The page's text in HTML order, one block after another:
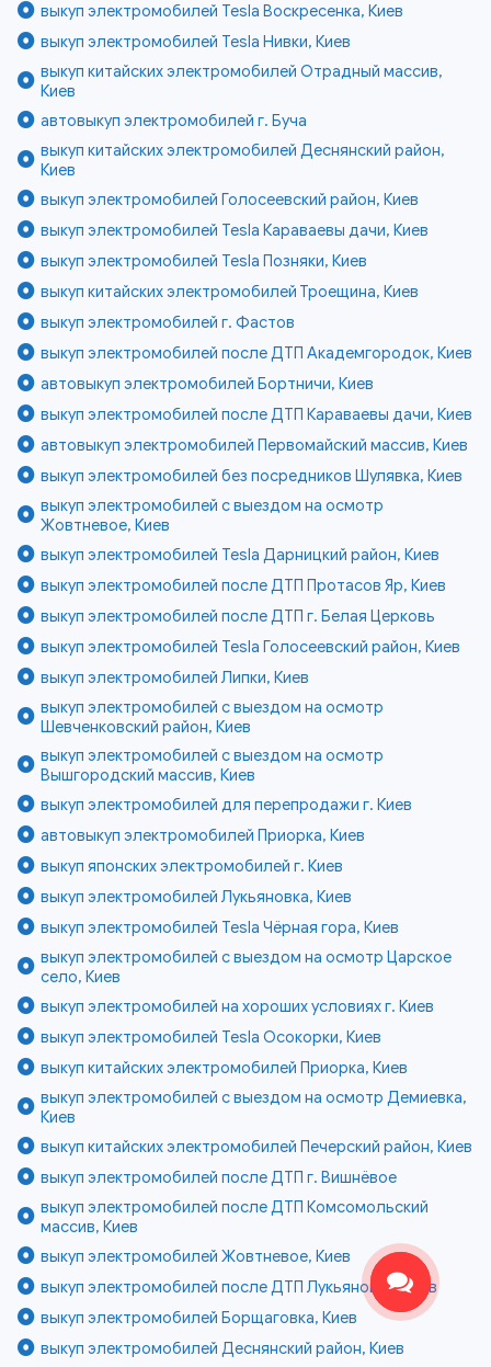
выкуп электромобилей Tesla Воскресенка, Киев
выкуп электромобилей Tesla Нивки, Киев
выкуп китайских электромобилей Отрадный массив,
Киев
автовыкуп электромобилей г. Буча
выкуп китайских электромобилей Деснянский район,
Киев
выкуп электромобилей Голосеевский район, Киев
выкуп электромобилей Tesla Караваевы дачи, Киев
выкуп электромобилей Tesla Позняки, Киев
выкуп китайских электромобилей Троещина, Киев
выкуп электромобилей г. Фастов
выкуп электромобилей после ДТП Академгородок, Киев
автовыкуп электромобилей Бортничи, Киев
выкуп электромобилей после ДТП Караваевы дачи, Киев
автовыкуп электромобилей Первомайский массив, Киев
выкуп электромобилей без посредников Шулявка, Киев
выкуп электромобилей с выездом на осмотр
Жовтневое, Киев
выкуп электромобилей Tesla Дарницкий район, Киев
выкуп электромобилей после ДТП Протасов Яр, Киев
выкуп электромобилей после ДТП г. Белая Церковь
выкуп электромобилей Tesla Голосеевский район, Киев
выкуп электромобилей Липки, Киев
выкуп электромобилей с выездом на осмотр
Шевченковский район, Киев
выкуп электромобилей с выездом на осмотр
Вышгородский массив, Киев
выкуп электромобилей для перепродажи г. Киев
автовыкуп электромобилей Приорка, Киев
выкуп японских электромобилей г. Киев
выкуп электромобилей Лукьяновка, Киев
выкуп электромобилей Tesla Чёрная гора, Киев
выкуп электромобилей с выездом на осмотр Царское
село, Киев
выкуп электромобилей на хороших условиях г. Киев
выкуп электромобилей Tesla Осокорки, Киев
выкуп китайских электромобилей Приорка, Киев
выкуп электромобилей с выездом на осмотр Демиевка,
Киев
выкуп китайских электромобилей Печерский район, Киев
выкуп электромобилей после ДТП г. Вишнёвое
выкуп электромобилей после ДТП Комсомольский
массив, Киев
выкуп электромобилей Жовтневое, Киев
выкуп электромобилей после ДТП Лукьяновка, Киев
выкуп электромобилей Борщаговка, Киев
выкуп электромобилей Деснянский район, Киев